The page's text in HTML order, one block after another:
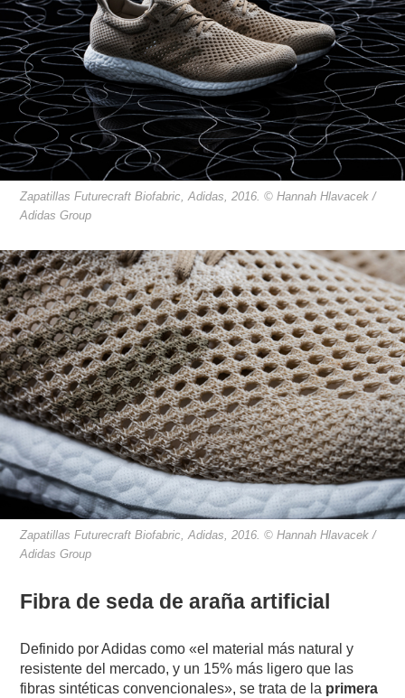
Zapatillas Futurecraft Biofabric, Adidas, 2016. © Hannah Hlavacek /
Adidas Group
Zapatillas Futurecraft Biofabric, Adidas, 2016. © Hannah Hlavacek /
Adidas Group
Fibra de seda de araña artificial
Definido por Adidas como «el material más natural y
resistente del mercado, y un 15% más ligero que las
fibras sintéticas convencionales», se trata de la primera